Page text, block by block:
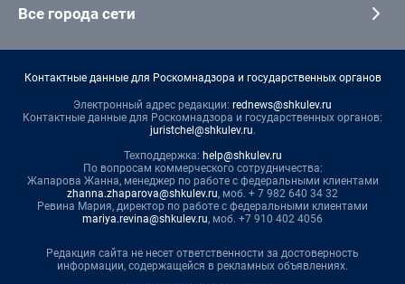
Все города сети
Контактные данные для Роскомнадзора и государственных органов
Электронный адрес редакции: rednews@shkulev.ru
Контактные данные для Роскомнадзора и государственных органов:
juristchel@shkulev.ru.
Техподдержка: help@shkulev.ru
По вопросам коммерческого сотрудничества:
Жапарова Жанна, менеджер по работе с федеральными клиентами
zhanna.zhaparova@shkulev.ru, моб. + 7 982 640 34 32
Ревина Мария, директор по работе с федеральными клиентами
mariya.revina@shkulev.ru, моб. +7 910 402 4056
Редакция сайта не несет ответственности за достоверность
информации, содержащейся в рекламных объявлениях.